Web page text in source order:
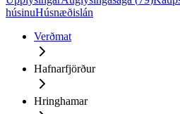
húsinuHúsnæðislán
Verðmat
Hafnarfjörður
Hringhamar